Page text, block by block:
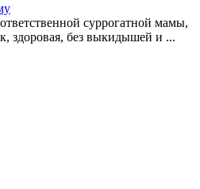
суррогатной мамы,
здоровая, без выкидышей и ...